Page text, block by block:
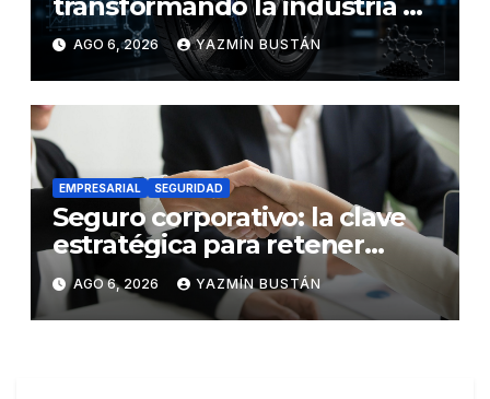
los neumáticos y redefinen el
futuro de la movilidad
AGO 6, 2026 YAZMÍN BUSTÁN
EMPRESARIAL SEGURIDAD
Seguro corporativo: la clave
estratégica para retener
talento en Ecuador
AGO 6, 2026 YAZMÍN BUSTÁN